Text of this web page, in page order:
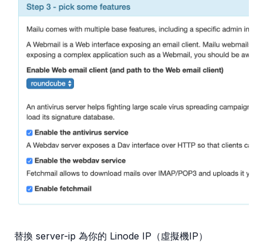
替換 server-ip 為你的 Linode IP（虛擬機IP）